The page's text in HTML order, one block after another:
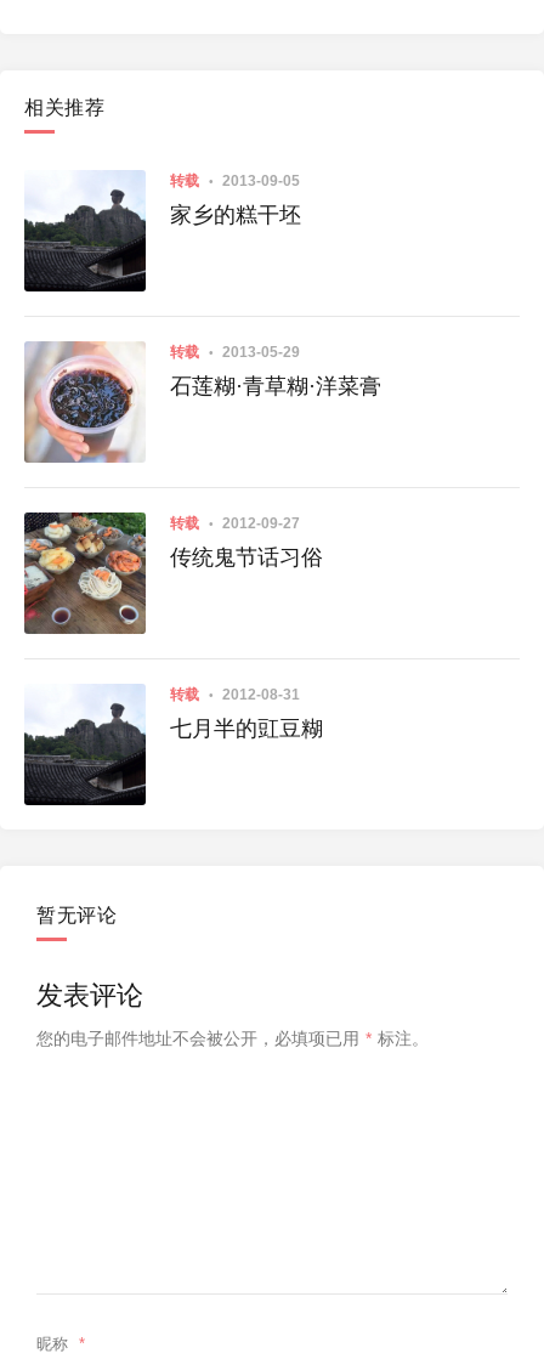
相关推荐
转载 2013-09-05
家乡的糕干坯
转载 2013-05-29
石莲糊·青草糊·洋菜膏
转载 2012-09-27
传统鬼节话习俗
转载 2012-08-31
七月半的豇豆糊
暂无评论
发表评论
您的电子邮件地址不会被公开， 必填项已用 * 标注。
昵称 *